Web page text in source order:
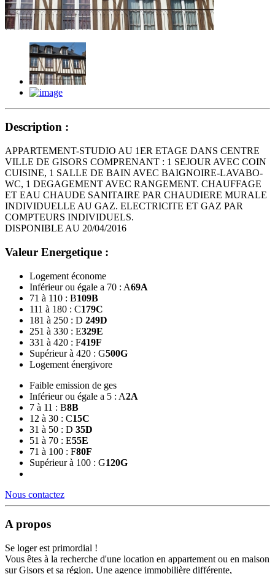
Description :
APPARTEMENT-STUDIO AU 1ER ETAGE DANS CENTRE
VILLE DE GISORS COMPRENANT : 1 SEJOUR AVEC COIN
CUISINE, 1 SALLE DE BAIN AVEC BAIGNOIRE-LAVABO-
WC, 1 DEGAGEMENT AVEC RANGEMENT. CHAUFFAGE
ET EAU CHAUDE SANITAIRE PAR CHAUDIERE MURALE
INDIVIDUELLE AU GAZ. ELECTRICITE ET GAZ PAR
COMPTEURS INDIVIDUELS.
DISPONIBLE AU 20/04/2016
Valeur Energetique :
Logement économe
Inférieur ou égale a 70 : A69A
71 à 110 : B109B
111 à 180 : C179C
181 à 250 : D 249D
251 à 330 : E329E
331 à 420 : F419F
Supérieur à 420 : G500G
Logement énergivore
Faible emission de ges
Inférieur ou égale a 5 : A2A
7 à 11 : B8B
12 à 30 : C15C
31 à 50 : D 35D
51 à 70 : E55E
71 à 100 : F80F
Supérieur à 100 : G120G
Nous contactez
A propos
Se loger est primordial !
Vous êtes à la recherche d'une location en appartement ou en maison
sur Gisors et sa région. Une agence immobilière différente,